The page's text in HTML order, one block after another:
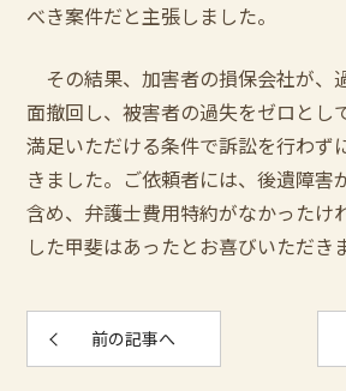
べき案件だと主張しました。
その結果、加害者の損保会社が、
面撤回し、被害者の過失をゼロとし
満足いただける条件で訴訟を行わず
きました。ご依頼者には、後遺障害
含め、弁護士費用特約がなかったけ
した甲斐はあったとお喜びいただき
前の記事へ